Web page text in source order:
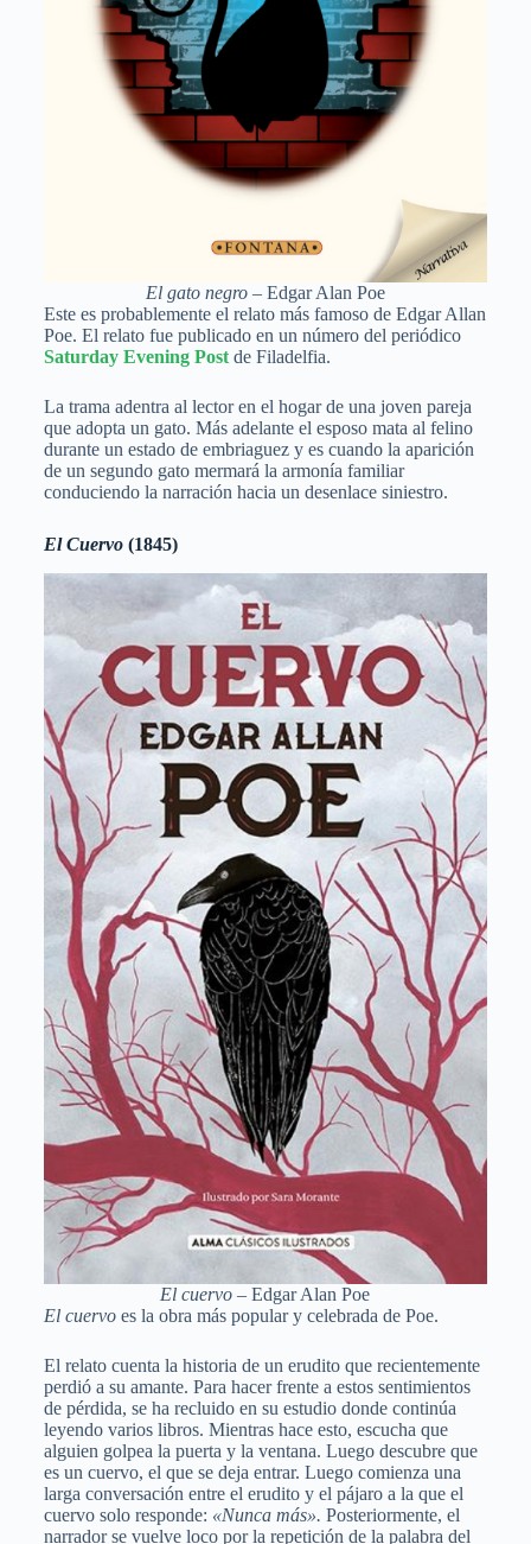
El gato negro – Edgar Alan Poe
Este es probablemente el relato más famoso de Edgar Allan
Poe. El relato fue publicado en un número del periódico
Saturday Evening Post de Filadelfia.
La trama adentra al lector en el hogar de una joven pareja
que adopta un gato. Más adelante el esposo mata al felino
durante un estado de embriaguez y es cuando la aparición
de un segundo gato mermará la armonía familiar
conduciendo la narración hacia un desenlace siniestro.
El Cuervo(1845)
El cuervo– Edgar Alan Poe
El cuervoes la obra más popular y celebrada de Poe.
El relato cuenta la historia de un erudito que recientemente
perdió a su amante. Para hacer frente a estos sentimientos
de pérdida, se ha recluido en su estudio donde continúa
leyendo varios libros. Mientras hace esto, escucha que
alguien golpea la puerta y la ventana. Luego descubre que
es un cuervo, el que se deja entrar. Luego comienza una
larga conversación entre el erudito y el pájaro a la que el
cuervo solo responde: «Nunca más». Posteriormente, el
narrador se vuelve loco por la repetición de la palabra del